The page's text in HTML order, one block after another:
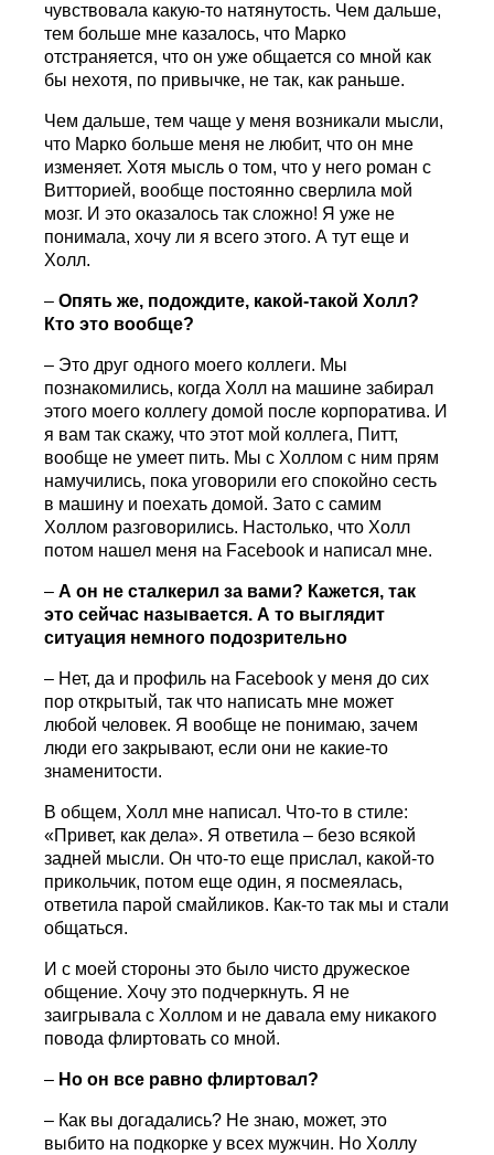
чувствовала какую-то натянутость. Чем дальше,
тем больше мне казалось, что Марко
отстраняется, что он уже общается со мной как
бы нехотя, по привычке, не так, как раньше.
Чем дальше, тем чаще у меня возникали мысли,
что Марко больше меня не любит, что он мне
изменяет. Хотя мысль о том, что у него роман с
Витторией, вообще постоянно сверлила мой
мозг. И это оказалось так сложно! Я уже не
понимала, хочу ли я всего этого. А тут еще и
Холл.
–Опять же, подождите, какой-такой Холл?
Кто это вообще?
– Это друг одного моего коллеги. Мы
познакомились, когда Холл на машине забирал
этого моего коллегу домой после корпоратива. И
я вам так скажу, что этот мой коллега, Питт,
вообще не умеет пить. Мы с Холлом с ним прям
намучились, пока уговорили его спокойно сесть
в машину и поехать домой. Зато с самим
Холлом разговорились. Настолько, что Холл
потом нашел меня на Facebook и написал мне.
–А он не сталкерил за вами? Кажется, так
это сейчас называется. А то выглядит
ситуация немного подозрительно
– Нет, да и профиль на Facebook у меня до сих
пор открытый, так что написать мне может
любой человек. Я вообще не понимаю, зачем
люди его закрывают, если они не какие-то
знаменитости.
В общем, Холл мне написал. Что-то в стиле:
«Привет, как дела». Я ответила – безо всякой
задней мысли. Он что-то еще прислал, какой-то
прикольчик, потом еще один, я посмеялась,
ответила парой смайликов. Как-то так мы и стали
общаться.
И с моей стороны это было чисто дружеское
общение. Хочу это подчеркнуть. Я не
заигрывала с Холлом и не давала ему никакого
повода флиртовать со мной.
– Но он все равно флиртовал?
– Как вы догадались? Не знаю, может, это
выбито на подкорке у всех мужчин. Но Холлу